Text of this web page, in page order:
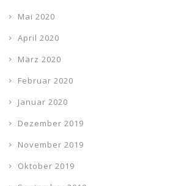
Mai 2020
April 2020
März 2020
Februar 2020
Januar 2020
Dezember 2019
November 2019
Oktober 2019